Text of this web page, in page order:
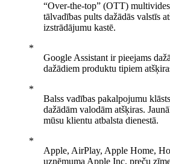
“Over-the-top” (OTT)
tālvadības pults dažādās valstīs
izstrādājumu kastē.
Google Assistant ir pieejams
dažādiem produktu tipiem
Balss vadības pakalpojumu
dažādām valodām atšķiras.
mūsu klientu atbalsta dienestā.
Apple, AirPlay, Apple Home,
uzņēmuma Apple Inc. preču